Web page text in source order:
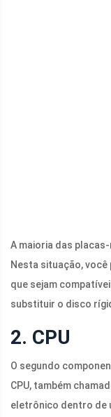
A maioria das
Nesta situação,
que sejam
substituir o disco
2. CPU
O segundo
CPU, também
eletrônico dentro de